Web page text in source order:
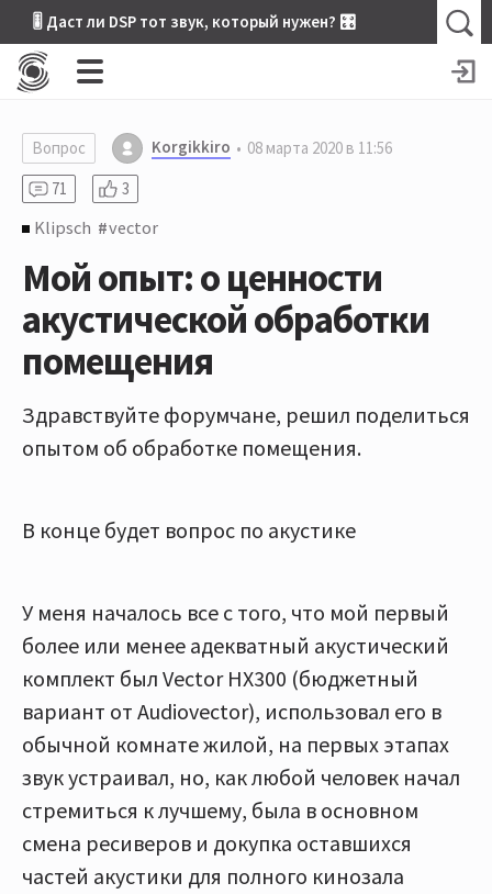
🎚 Даст ли DSP тот звук, который нужен? 🎛
Вопрос Korgikkiro
08 марта 2020 в 11:56
71
3
Klipsch vector
Мой опыт: о ценности
акустической обработки
помещения
Здравствуйте форумчане, решил поделиться
опытом об обработке помещения.
В конце будет вопрос по акустике
У меня началось все с того, что мой первый
более или менее адекватный акустический
комплект был Vector HX300 (бюджетный
вариант от Audiovector), использовал его в
обычной комнате жилой, на первых этапах
звук устраивал, но, как любой человек начал
стремиться к лучшему, была в основном
смена ресиверов и докупка оставшихся
частей акустики для полного кинозала